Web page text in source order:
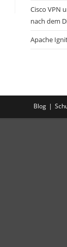
Cisco VPN
nach dem
Apache
Blog